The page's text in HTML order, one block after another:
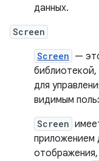
данных.
Screen
Screen —
для
видимым
Screen
приложением